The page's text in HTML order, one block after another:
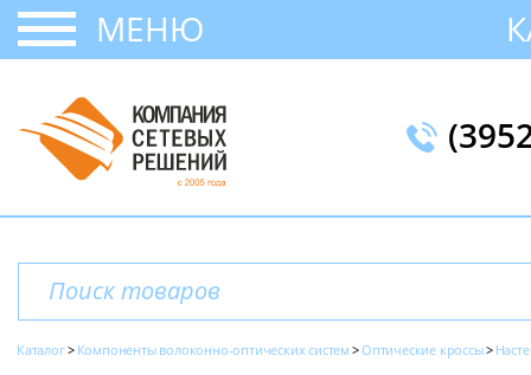
МЕНЮ
Каталог Компоненты волоконно-оптических систем Оптические кроссы